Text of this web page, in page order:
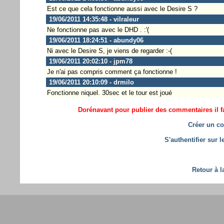
Est ce que cela fonctionne aussi avec le Desire S ?
19/06/2011 14:35:48 - vilraleur
Ne fonctionne pas avec le DHD . :'(
19/06/2011 18:24:51 - abundy06
Ni avec le Desire S, je viens de regarder :-(
19/06/2011 20:02:10 - jpm78
Je n'ai pas compris comment ça fonctionne !
19/06/2011 20:10:09 - drmilo
Fonctionne niquel. 30sec et le tour est joué
Dorénavant pour publier des commentaires il
Créer un
S'authentifier sur
Retour à